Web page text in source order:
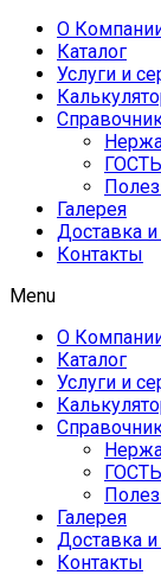
О
Каталог
Услуги и
Галерея
Доставка и
Контакты
Menu
О
Каталог
Услуги и
Галерея
Доставка и
Контакты